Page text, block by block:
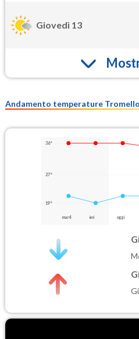
Giovedì 13
Andamento temperature Tromello
36°
27°
19°
mar 4 ieri oggi